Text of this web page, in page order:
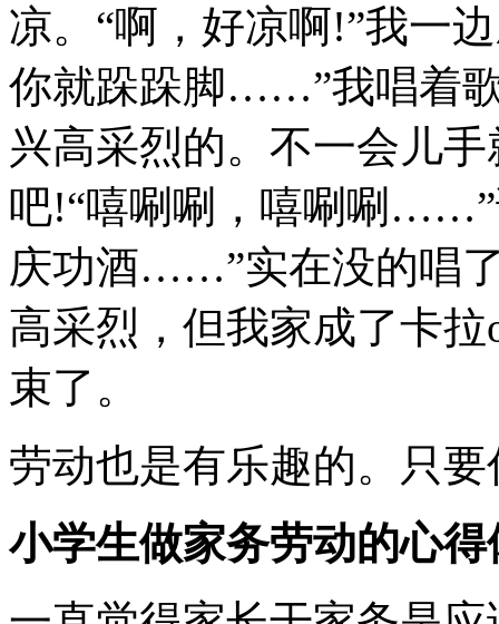
凉。“啊，好凉啊!”我一
你就跺跺脚……”我唱着
兴高采烈的。不一会儿
吧!“嘻唰唰，嘻唰唰……”
庆功酒……”实在没的唱
高采烈，但我家成了卡
束了。
劳动也是有乐趣的。只
小学生做家务劳动的心得